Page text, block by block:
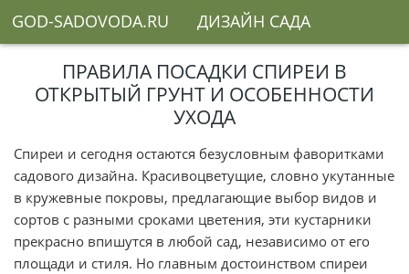
GOD-SADOVODA.RU
ДИЗАЙН САДА
РАБОТЫ В САДУ
САДОВЫЕ РАСТЕНИЯ
ПРАВИЛА ПОСАДКИ СПИРЕИ В
ОТКРЫТЫЙ ГРУНТ И ОСОБЕННОСТИ
УХОДА
Спиреи и сегодня остаются безусловным фаворитками
садового дизайна. Красивоцветущие, словно укутанные
в кружевные покровы, предлагающие выбор видов и
сортов с разными сроками цветения, эти кустарники
прекрасно впишутся в любой сад, независимо от его
площади и стиля. Но главным достоинством спиреи